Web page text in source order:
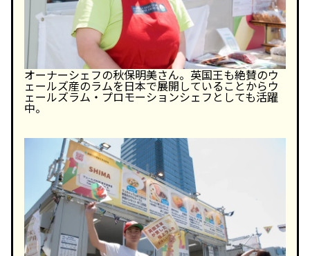
オーナーシェフの秋保明美さん。英国王も絶賛のウ
ェールズ産のラムを日本で展開していることからウ
ェールズラム・プロモーションシェフとしても活躍
中。